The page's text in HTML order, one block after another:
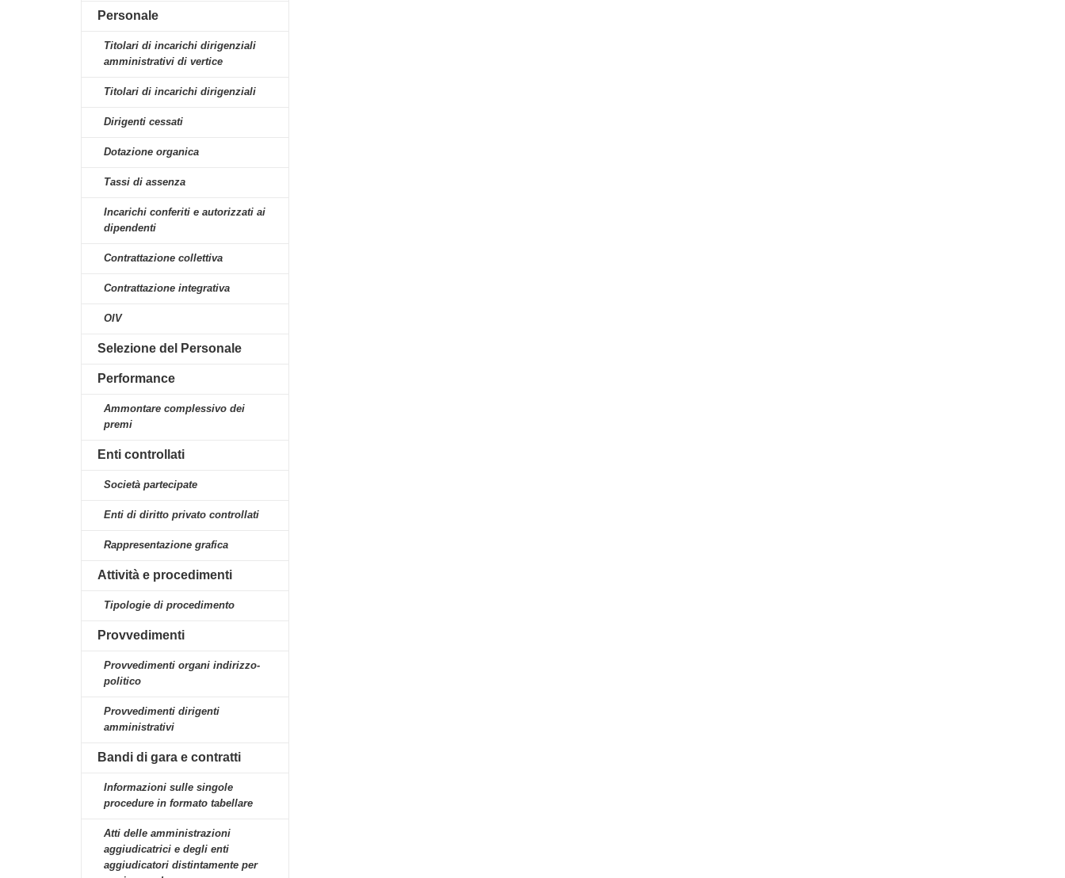
Personale
Titolari di incarichi dirigenziali
amministrativi di vertice
Titolari di incarichi dirigenziali
Dirigenti cessati
Dotazione organica
Tassi di assenza
Incarichi conferiti e autorizzati ai
dipendenti
Contrattazione collettiva
Contrattazione integrativa
OIV
Selezione del Personale
Performance
Ammontare complessivo dei
premi
Enti controllati
Società partecipate
Enti di diritto privato controllati
Rappresentazione grafica
Attività e procedimenti
Tipologie di procedimento
Provvedimenti
Provvedimenti organi indirizzo-
politico
Provvedimenti dirigenti
amministrativi
Bandi di gara e contratti
Informazioni sulle singole
procedure in formato tabellare
Atti delle amministrazioni
aggiudicatrici e degli enti
aggiudicatori distintamente per